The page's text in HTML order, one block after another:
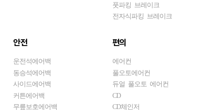
풋파킹 브레이크
전자식파킹 브레이크
안전
운전석에어백
동승석에어백
사이드에어백
커튼에어백
무릎보호에어백
편의
에어컨
풀오토에어컨
듀얼 풀오토 에어컨
CD
CD체인저